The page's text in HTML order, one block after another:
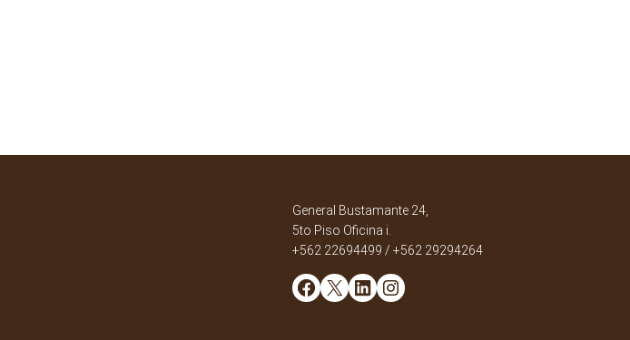
General Bustamante 24,
5to Piso Oficina i.
+562 22694499 / +562 29294264